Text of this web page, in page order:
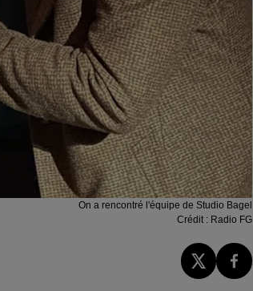
On a rencontré l'équipe de Studio Bagel
Crédit : Radio FG